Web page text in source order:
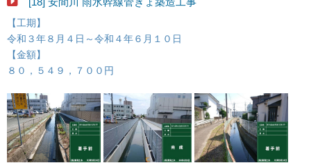
【工期】
令和３年８月４日～令和４年６月１０日
【金額】
８０，５４９，７００円